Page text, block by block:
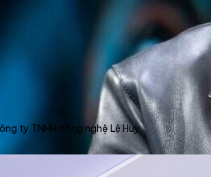
ty TNHH công nghệ Lê Huy